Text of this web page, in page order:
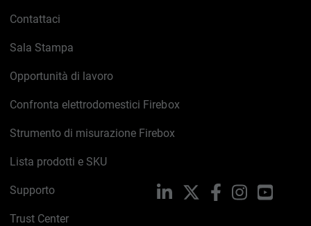
Contattaci
Sala Stampa
Opportunità di lavoro
Confronta elettrodomestici Firebox
Strumento di misurazione Firebox
Lista prodotti e SKU
Supporto
Trust Center
LinkedIn FacebookInstagram